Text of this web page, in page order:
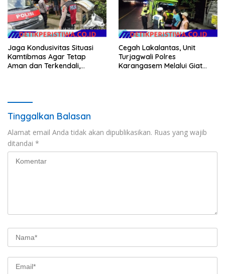
Jaga Kondusivitas Situasi
Kamtibmas Agar Tetap
Aman dan Terkendali,
Cegah Lakalantas, Unit
Turjagwali Polres
Karangasem Melalui Giat
Tinggalkan Balasan
Alamat email Anda tidak akan dipublikasikan. Ruas yang wajib
ditandai *